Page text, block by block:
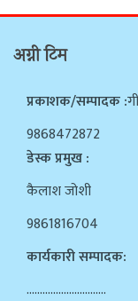
अग्नी टिम
प्रकाशक/सम्पादक :
9868472872
डेस्क प्रमुख :
कैलाश जोशी
9861816704
कार्यकारी सम्पादक:
…………………………